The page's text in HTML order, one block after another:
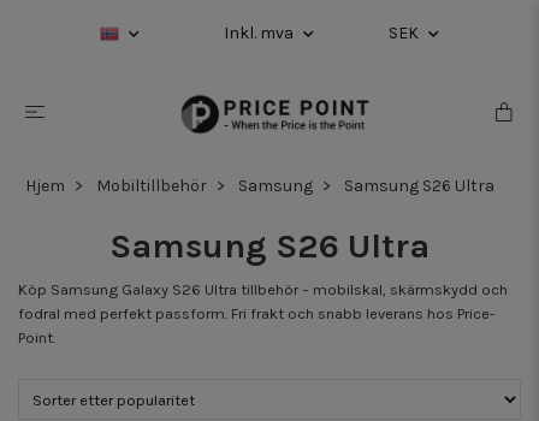
Inkl. mva SEK
Hjem Mobiltillbehör Samsung Samsung S26 Ultra
Samsung S26 Ultra
Köp Samsung Galaxy S26 Ultra tillbehör – mobilskal, skärmskydd och
fodral med perfekt passform. Fri frakt och snabb leverans hos Price-
Point.